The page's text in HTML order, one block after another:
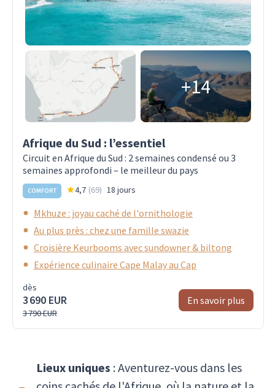
+14
Afrique du Sud : l’essentiel
Circuit en Afrique du Sud : 2 semaines condensé ou 3
semaines approfondi – le meilleur du pays
COMFORT 4,7 (69) 18 jours
Mkhuze : joyau caché de l'ornithologie
Au plus près : chez une famille swazie
Croisière Keurbooms avec sundowner & biltong
Expérience culinaire Cape Malay au Cap
dès
3 690 EUR
3 790 EUR
En savoir plus
Lieux uniques : Aventurez-vous dans les